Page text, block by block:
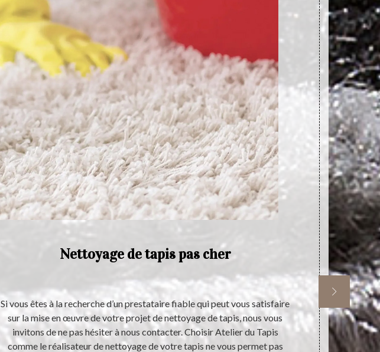
Nettoyage de tapis pas cher
Si vous êtes à la recherche d’un prestataire fiable qui peut vous satisfaire
sur la mise en œuvre de votre projet de nettoyage de tapis, nous vous
invitons de ne pas hésiter à nous contacter. Choisir Atelier du Tapis
comme le réalisateur de nettoyage de votre tapis ne vous permet pas
Atelier du
de
nettoyage
fiable